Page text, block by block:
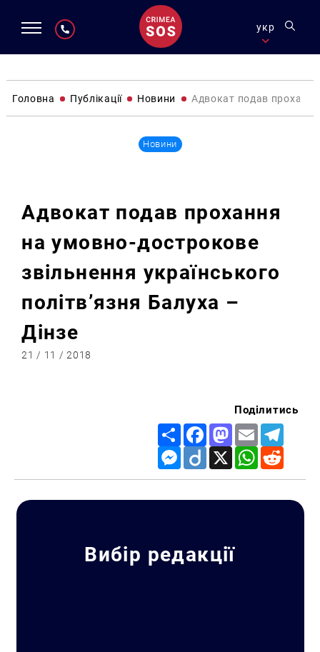
укр
Головна Публікації Новини Адвокат подав прохання
Новини
Адвокат подав прохання
на умовно-дострокове
звільнення українського
політв’язня Балуха –
Дінзе
21 / 11 / 2018
Поділитись
Share FacebookMastodon
Email
Messenger
Diigo X WhatsApp
Вибір редакції